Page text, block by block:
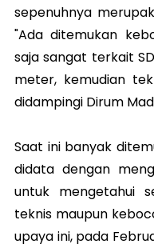
sepenuhnya
"Ada ditemukan
saja sangat terkait
meter, kemudian
didampingi Dirum
Saat ini banyak
didata dengan
untuk mengetahui
teknis maupun
upaya ini, pada